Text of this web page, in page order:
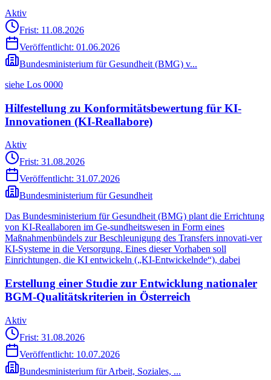
Aktiv
Frist: 11.08.2026
Veröffentlicht: 01.06.2026
Bundesministerium für Gesundheit (BMG) v...
siehe Los 0000
Hilfestellung zu Konformitätsbewertung für KI-
Innovationen (KI-Reallabore)
Aktiv
Frist: 31.08.2026
Veröffentlicht: 31.07.2026
Bundesministerium für Gesundheit
Das Bundesministerium für Gesundheit (BMG) plant die Errichtung
von KI-Reallaboren im Ge-sundheitswesen in Form eines
Maßnahmenbündels zur Beschleunigung des Transfers innovati-ver
KI-Systeme in die Versorgung. Eines dieser Vorhaben soll
Einrichtungen, die KI entwickeln („KI-Entwickelnde“), dabei
Erstellung einer Studie zur Entwicklung nationaler
BGM-Qualitätskriterien in Österreich
Aktiv
Frist: 31.08.2026
Veröffentlicht: 10.07.2026
Bundesministerium für Arbeit, Soziales, ...